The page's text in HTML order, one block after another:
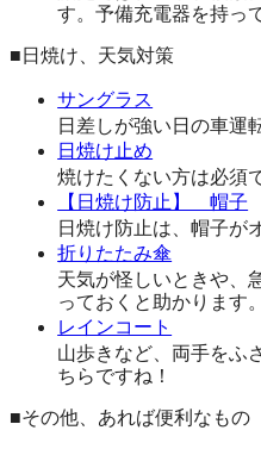
す。予備充電器を持っ
■日焼け、天気対策
サングラス
日差しが強い日の車運
日焼け止め
焼けたくない方は必須
【日焼け防止】 帽子
日焼け防止は、帽子が
折りたたみ傘
天気が怪しいときや、
っておくと助かります。
レインコート
山歩きなど、両手をふ
ちらですね！
■その他、あれば便利なもの